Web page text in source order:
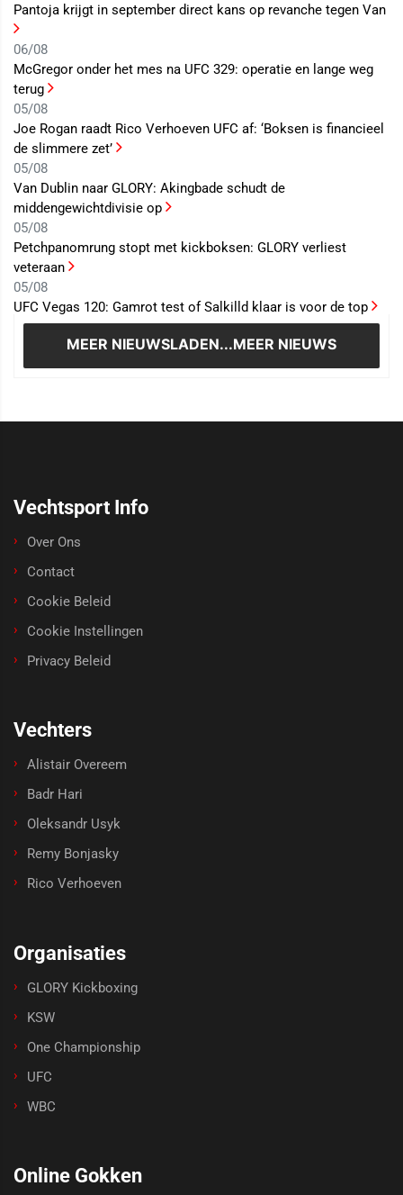
Pantoja krijgt in september direct kans op revanche tegen Van
06/08
McGregor onder het mes na UFC 329: operatie en lange weg
terug
05/08
Joe Rogan raadt Rico Verhoeven UFC af: ‘Boksen is financieel
de slimmere zet’
05/08
Van Dublin naar GLORY: Akingbade schudt de
middengewichtdivisie op
05/08
Petchpanomrung stopt met kickboksen: GLORY verliest
veteraan
05/08
UFC Vegas 120: Gamrot test of Salkilld klaar is voor de top
MEER NIEUWSLADEN...MEER NIEUWS
Vechtsport Info
Over Ons
Contact
Cookie Beleid
Cookie Instellingen
Privacy Beleid
Vechters
Alistair Overeem
Badr Hari
Oleksandr Usyk
Remy Bonjasky
Rico Verhoeven
Organisaties
GLORY Kickboxing
KSW
One Championship
UFC
WBC
Online Gokken